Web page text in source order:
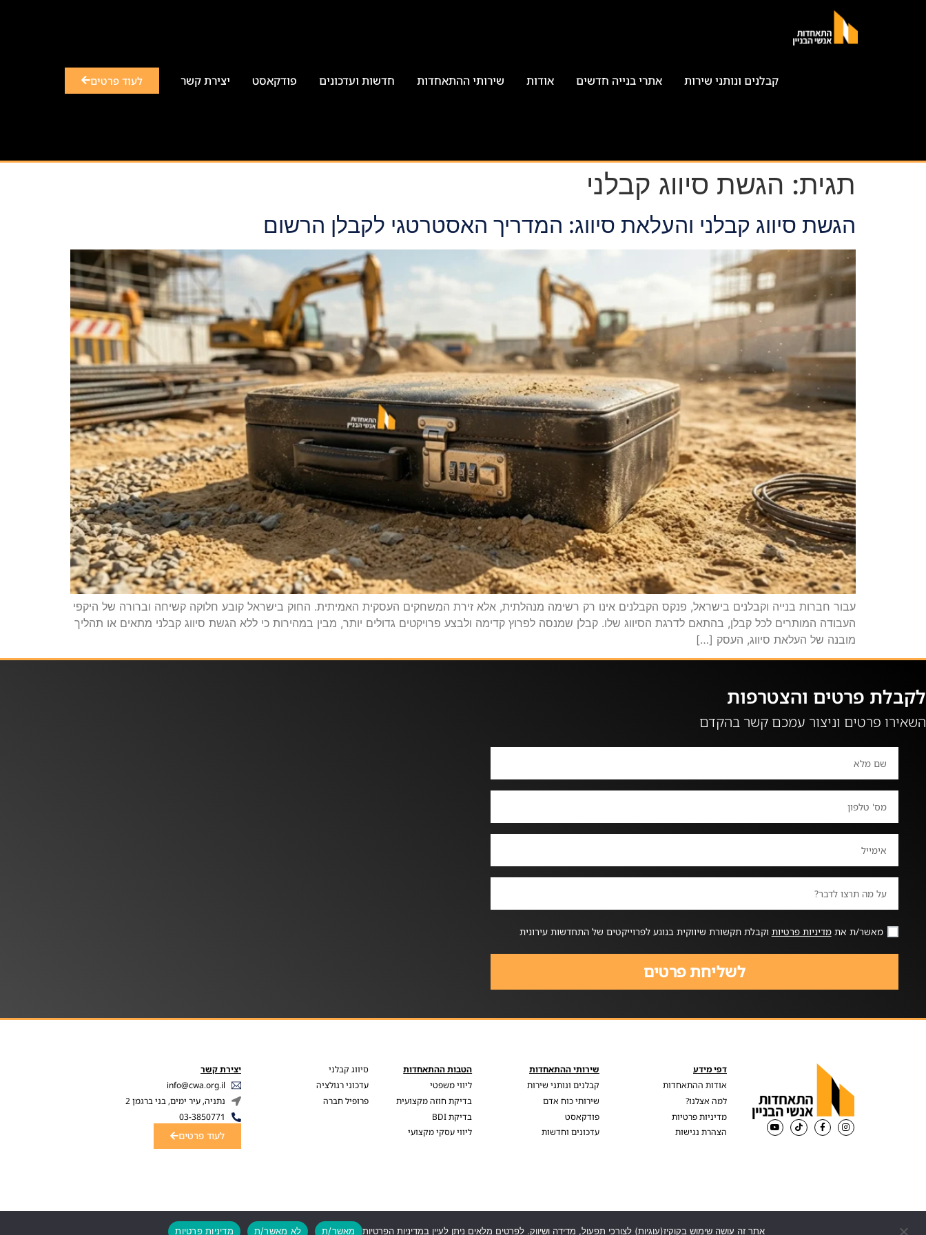
קבלנים ונותני שירות אתרי בנייה חדשים אודות שירותי ההתאחדות חדשות ועדכונים פודקאסט יצירת קשר לעוד פרטים
תגית: הגשת סיווג קבלני
הגשת סיווג קבלני והעלאת סיווג: המדריך האסטרטגי לקבלן הרשום
עבור חברות בנייה וקבלנים בישראל, פנקס הקבלנים אינו רק רשימה מנהלתית, אלא זירת המשחקים העסקית האמיתית. החוק בישראל קובע חלוקה קשיחה וברורה של היקפי
העבודה המותרים לכל קבלן, בהתאם לדרגת הסיווג שלו. קבלן שמנסה לפרוץ קדימה ולבצע פרויקטים גדולים יותר, מבין במהירות כי ללא הגשת סיווג קבלני מתאים או תהליך
מובנה של העלאת סיווג, העסק […]
לקבלת פרטים והצטרפות
השאירו פרטים וניצור עמכם קשר בהקדם
מאשר/ת אתמדיניות פרטיות וקבלת תקשורת שיווקית בנוגע לפרוייקטים של התחדשות עירונית
לשליחת פרטים
דפי מידע
אודות ההתאחדות
למה אצלנו?
מדיניות פרטיות
הצהרת נגישות
שירותי ההתאחדות
קבלנים ונותני שירות
שירותי כוח אדם
פודקאסט
עדכונים וחדשות
הטבות ההתאחדות
ליווי משפטי
בדיקת חוזה מקצועית
בדיקת BDI
ליווי עסקי מקצועי
סיווג קבלני
עדכוני רגולציה
פרופיל חברה
יצירת קשר
info@cwa.org.il
נתניה, עיר ימים, בני ברגמן 2
03-3850771
לעוד פרטים
אתר זה עושה שימוש בקוקיז(עוגיות) לצורכי תפעול, מדידה ושיווק. לפרטים מלאים ניתן לעיין במדיניות הפרטיות מאשר/ת לא מאשר/ת מדיניות פרטיות